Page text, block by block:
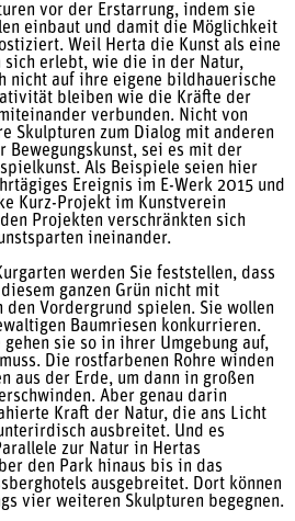
vor der Erstarrung, indem sie
einbaut und damit die Möglichkeit
Weil Herta die Kunst als eine
erlebt, wie die in der Natur,
nicht auf ihre eigene bildhauerische
bleiben wie die Kräfte der
verbunden. Nicht von
Skulpturen zum Dialog mit anderen
Bewegungskunst, sei es mit der
Als Beispiele seien hier
Ereignis im E-Werk 2015 und
Kurz-Projekt im Kunstverein
Projekten verschränkten sich
ineinander.
werden Sie feststellen, dass
ganzen Grün nicht mit
Vordergrund spielen. Sie wollen
Baumriesen konkurrieren.
sie so in ihrer Umgebung auf,
Die rostfarbenen Rohre winden
aus der Erde, um dann in großen
Aber genau darin
Kraft der Natur, die ans Licht
ausbreitet. Und es
zur Natur in Hertas
den Park hinaus bis in das
ausgebreitet. Dort können
vier weiteren Skulpturen begegnen.